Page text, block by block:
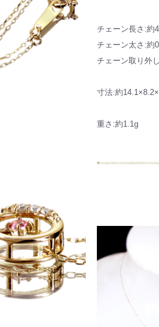
チェーン長さ:約
チェーン太さ:約
チェーン取り外
寸法:約
重さ:約1.1g
カートを見る お買い